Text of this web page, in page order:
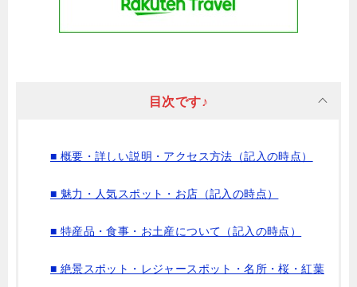
目次です♪
■ 概要・詳しい説明・アクセス方法（記入の時点）
■ 魅力・人気スポット・お店（記入の時点）
■ 特産品・食事・お土産について（記入の時点）
■ 絶景スポット・レジャースポット・名所・桜・紅葉